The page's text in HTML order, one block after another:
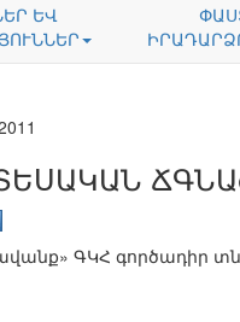
ԵՎ
ԳԿՀ գործադիր